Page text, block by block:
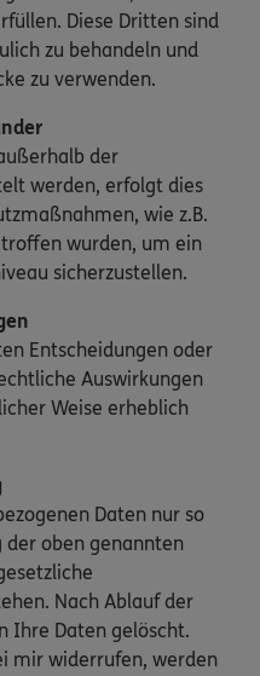
Diese Dritten sind
zu behandeln und
zu verwenden.
der
werden, erfolgt dies
wie z.B.
wurden, um ein
sicherzustellen.
Entscheidungen oder
Auswirkungen
Weise erheblich
Daten nur so
der oben genannten
Nach Ablauf der
Ihre Daten gelöscht.
mir widerrufen, werden